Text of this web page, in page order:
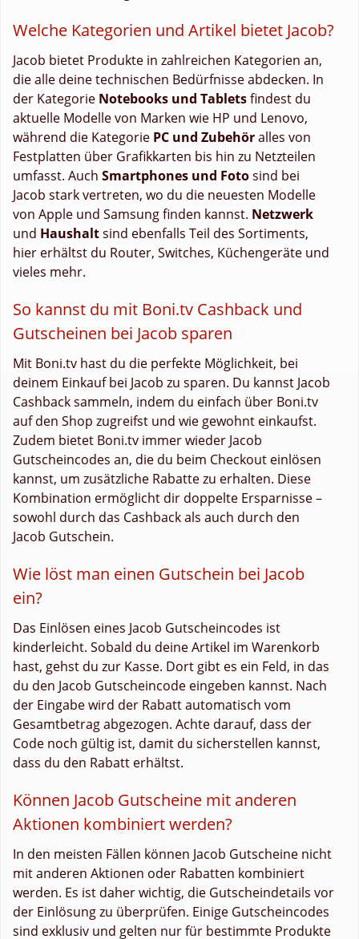
Welche Kategorien und Artikel bietet Jacob?
Jacob bietet Produkte in zahlreichen Kategorien an,
die alle deine technischen Bedürfnisse abdecken. In
der Kategorie Notebooks und Tabletsfindest du
aktuelle Modelle von Marken wie HP und Lenovo,
während die Kategorie PC und Zubehöralles von
Festplatten über Grafikkarten bis hin zu Netzteilen
umfasst. Auch Smartphones und Fotosind bei
Jacob stark vertreten, wo du die neuesten Modelle
von Apple und Samsung finden kannst. Netzwerk
und Haushaltsind ebenfalls Teil des Sortiments,
hier erhältst du Router, Switches, Küchengeräte und
vieles mehr.
So kannst du mit Boni.tv Cashback und
Gutscheinen bei Jacob sparen
Mit Boni.tv hast du die perfekte Möglichkeit, bei
deinem Einkauf bei Jacob zu sparen. Du kannst Jacob
Cashback sammeln, indem du einfach über Boni.tv
auf den Shop zugreifst und wie gewohnt einkaufst.
Zudem bietet Boni.tv immer wieder Jacob
Gutscheincodes an, die du beim Checkout einlösen
kannst, um zusätzliche Rabatte zu erhalten. Diese
Kombination ermöglicht dir doppelte Ersparnisse –
sowohl durch das Cashback als auch durch den
Jacob Gutschein.
Wie löst man einen Gutschein bei Jacob
ein?
Das Einlösen eines Jacob Gutscheincodes ist
kinderleicht. Sobald du deine Artikel im Warenkorb
hast, gehst du zur Kasse. Dort gibt es ein Feld, in das
du den Jacob Gutscheincode eingeben kannst. Nach
der Eingabe wird der Rabatt automatisch vom
Gesamtbetrag abgezogen. Achte darauf, dass der
Code noch gültig ist, damit du sicherstellen kannst,
dass du den Rabatt erhältst.
Können Jacob Gutscheine mit anderen
Aktionen kombiniert werden?
In den meisten Fällen können Jacob Gutscheine nicht
mit anderen Aktionen oder Rabatten kombiniert
werden. Es ist daher wichtig, die Gutscheindetails vor
der Einlösung zu überprüfen. Einige Gutscheincodes
sind exklusiv und gelten nur für bestimmte Produkte